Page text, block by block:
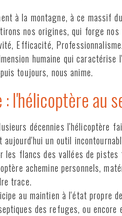
à la montagne, à ce massif
nos origines, qui forge nos
Efficacité, Professionnalisme.
humaine qui
toujours, nous anime.
: l'hélicoptère au
décennies l'hélicoptère
un outil
flancs des vallées de pistes
achemine personnels,
trace.
au maintien à l'état propre
des refuges, ou encore